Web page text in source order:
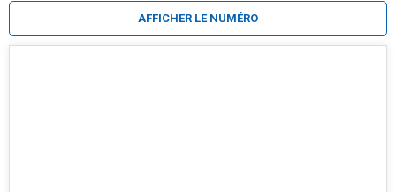
AFFICHER LE NUMÉRO